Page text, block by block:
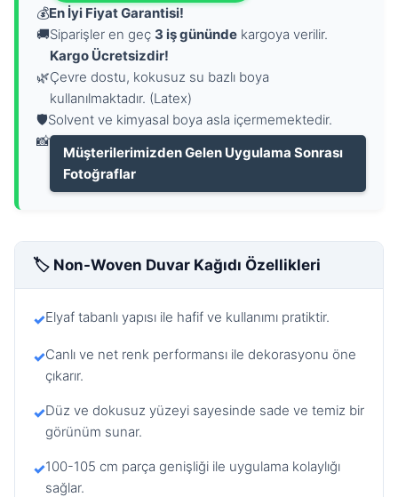
💰En İyi Fiyat Garantisi!
🚚Siparişler en geç 3 iş gününde kargoya verilir.
Kargo Ücretsizdir!
🌿Çevre dostu, kokusuz su bazlı boya
kullanılmaktadır. (Latex)
🛡️Solvent ve kimyasal boya asla içermemektedir.
📸
Müşterilerimizden Gelen Uygulama Sonrası
Fotoğraflar
🏷️ Non-Woven Duvar Kağıdı Özellikleri
✓Elyaf tabanlı yapısı ile hafif ve kullanımı pratiktir.
✓Canlı ve net renk performansı ile dekorasyonu öne
çıkarır.
✓Düz ve dokusuz yüzeyi sayesinde sade ve temiz bir
görünüm sunar.
✓100-105 cm parça genişliği ile uygulama kolaylığı
sağlar.